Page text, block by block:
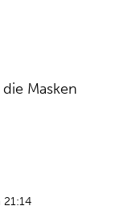
Masken
21:14